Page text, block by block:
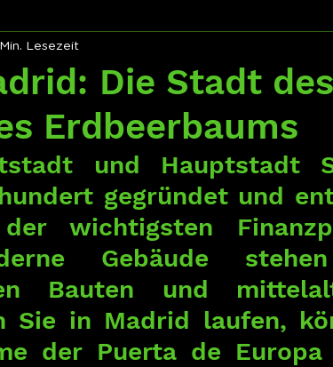
Die Stadt des
Erdbeerbaums
Lesezeit
und Hauptstadt
gegründet und
wichtigsten
Gebäude
Bauten und
Sie in Madrid laufen,
der Puerta de